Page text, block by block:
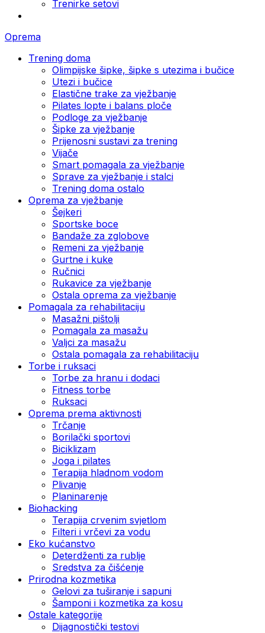
Trenirke setovi
Oprema
Trening doma
Olimpijske šipke, šipke s utezima i bučice
Utezi i bučice
Elastične trake za vježbanje
Pilates lopte i balans ploče
Podloge za vježbanje
Šipke za vježbanje
Prijenosni sustavi za trening
Vijače
Smart pomagala za vježbanje
Sprave za vježbanje i stalci
Trening doma ostalo
Oprema za vježbanje
Šejkeri
Sportske boce
Bandaže za zglobove
Remeni za vježbanje
Gurtne i kuke
Ručnici
Rukavice za vježbanje
Ostala oprema za vježbanje
Pomagala za rehabilitaciju
Masažni pištolji
Pomagala za masažu
Valjci za masažu
Ostala pomagala za rehabilitaciju
Torbe i ruksaci
Torbe za hranu i dodaci
Fitness torbe
Ruksaci
Oprema prema aktivnosti
Trčanje
Borilački sportovi
Biciklizam
Joga i pilates
Terapija hladnom vodom
Plivanje
Planinarenje
Biohacking
Terapija crvenim svjetlom
Filteri i vrčevi za vodu
Eko kućanstvo
Deterdženti za rublje
Sredstva za čišćenje
Prirodna kozmetika
Gelovi za tuširanje i sapuni
Šamponi i kozmetika za kosu
Ostale kategorije
Dijagnostički testovi